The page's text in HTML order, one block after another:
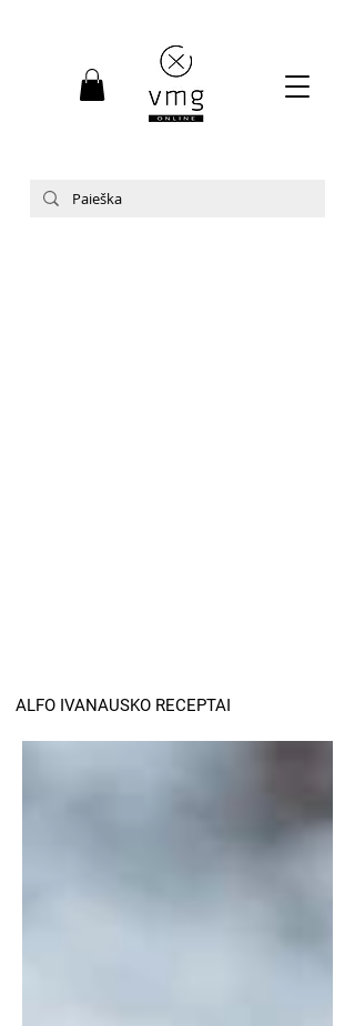
ALFO IVANAUSKO RECEPTAI